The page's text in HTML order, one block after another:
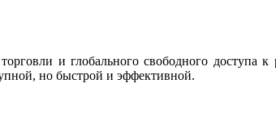
и глобального свободного доступа
но быстрой и эффективной.